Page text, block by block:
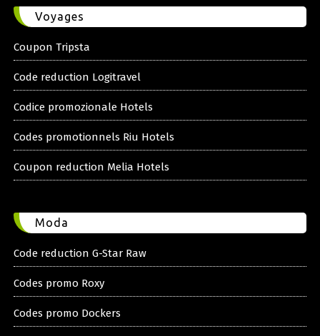
Voyages
Coupon Tripsta
Code reduction Logitravel
Codice promozionale Hotels
Codes promotionnels Riu Hotels
Coupon reduction Melia Hotels
Moda
Code reduction G-Star Raw
Codes promo Roxy
Codes promo Dockers